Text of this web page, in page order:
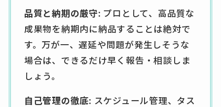
品質と納期の厳守: プロとして、高品質な
成果物を納期内に納品することは絶対で
す。万が一、遅延や問題が発生しそうな
場合は、できるだけ早く報告・相談しま
しょう。
自己管理の徹底: スケジュール管理、タス